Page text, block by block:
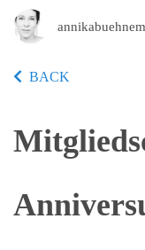
BACK